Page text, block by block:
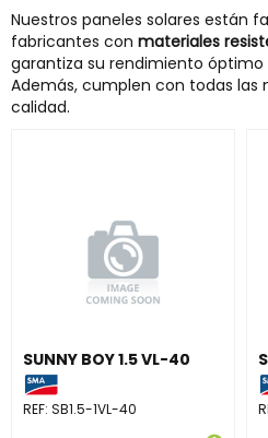
Nuestros paneles solares están
fabricantes con materiales
garantiza su rendimiento óptimo
Además, cumplen con todas las
calidad.
SUNNY BOY 1.5 VL-40
REF: SB1.5-1VL-40